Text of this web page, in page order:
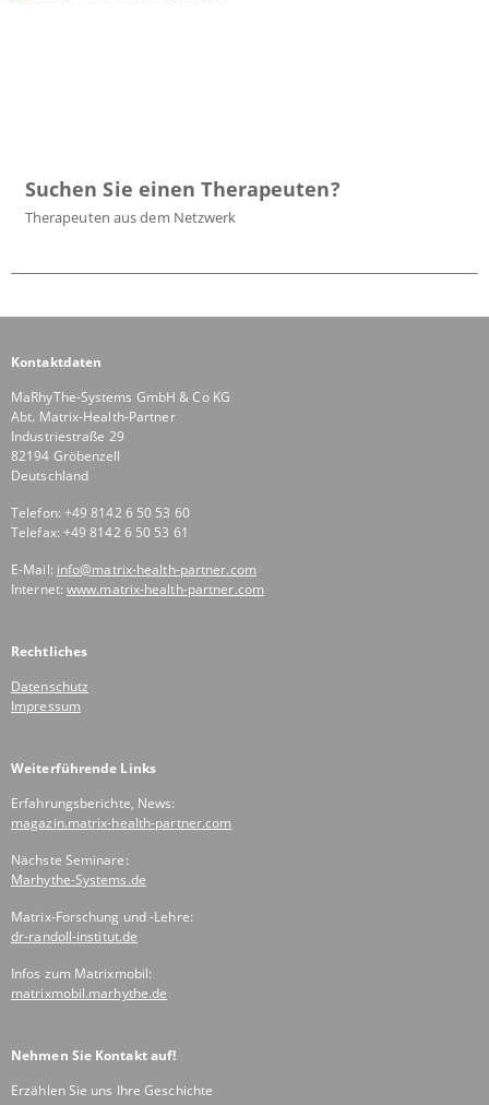
Suchen Sie einen Therapeuten?
Therapeuten aus dem Netzwerk
Kontaktdaten
MaRhyThe-Systems GmbH & Co KG
Abt. Matrix-Health-Partner
Industriestraße 29
82194 Gröbenzell
Deutschland
Telefon: +49 8142 6 50 53 60
Telefax: +49 8142 6 50 53 61
E-Mail: info@matrix-health-partner.com
Internet: www.matrix-health-partner.com
Rechtliches
Datenschutz
Impressum
Weiterführende Links
Erfahrungsberichte, News:
magazin.matrix-health-partner.com
Nächste Seminare:
Marhythe-Systems.de
Matrix-Forschung und -Lehre:
dr-randoll-institut.de
Infos zum Matrixmobil:
matrixmobil.marhythe.de
Nehmen Sie Kontakt auf!
Erzählen Sie uns Ihre Geschichte